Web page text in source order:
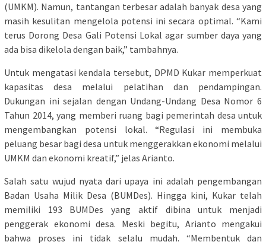
(UMKM). Namun, tantangan terbesar adalah banyak desa yang
masih kesulitan mengelola potensi ini secara optimal. “Kami
terus Dorong Desa Gali Potensi Lokal agar sumber daya yang
ada bisa dikelola dengan baik,” tambahnya.
Untuk mengatasi kendala tersebut, DPMD Kukar memperkuat
kapasitas desa melalui pelatihan dan pendampingan.
Dukungan ini sejalan dengan Undang-Undang Desa Nomor 6
Tahun 2014, yang memberi ruang bagi pemerintah desa untuk
mengembangkan potensi lokal. “Regulasi ini membuka
peluang besar bagi desa untuk menggerakkan ekonomi melalui
UMKM dan ekonomi kreatif,” jelas Arianto.
Salah satu wujud nyata dari upaya ini adalah pengembangan
Badan Usaha Milik Desa (BUMDes). Hingga kini, Kukar telah
memiliki 193 BUMDes yang aktif dibina untuk menjadi
penggerak ekonomi desa. Meski begitu, Arianto mengakui
bahwa proses ini tidak selalu mudah. “Membentuk dan